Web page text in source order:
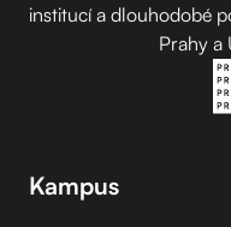
institucí a dlouhodobé
Prahy a
Kampus